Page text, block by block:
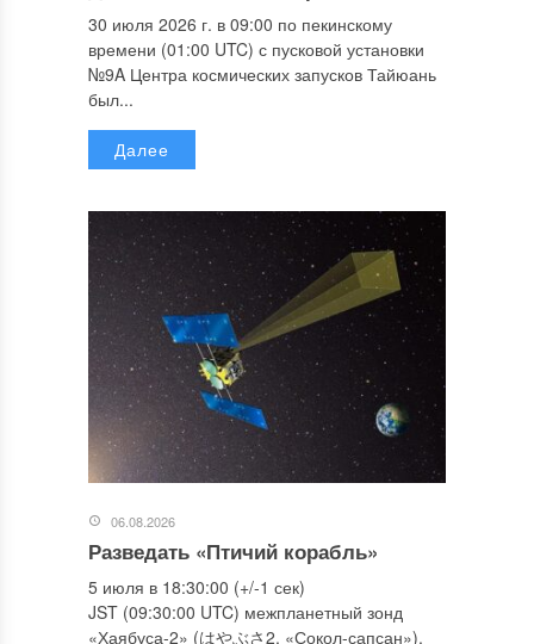
30 июля 2026 г. в 09:00 по пекинскому
времени (01:00 UTC) с пусковой установки
№9A Центра космических запусков Тайюань
был...
Далее
06.08.2026
Разведать «Птичий корабль»
5 июля в 18:30:00 (+/-1 сек)
JST (09:30:00 UTC) межпланетный зонд
«Хаябуса-2» (はやぶさ2, «Сокол-сапсан»),